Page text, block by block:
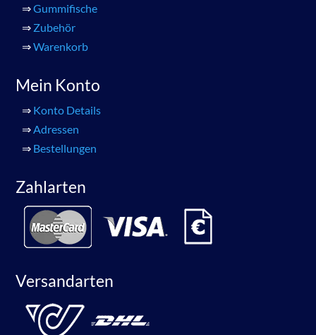
⇒Gummifische
⇒ Zubehör
⇒Warenkorb
Mein Konto
⇒ Konto Details
⇒Adressen
⇒ Bestellungen
Zahlarten
Versandarten